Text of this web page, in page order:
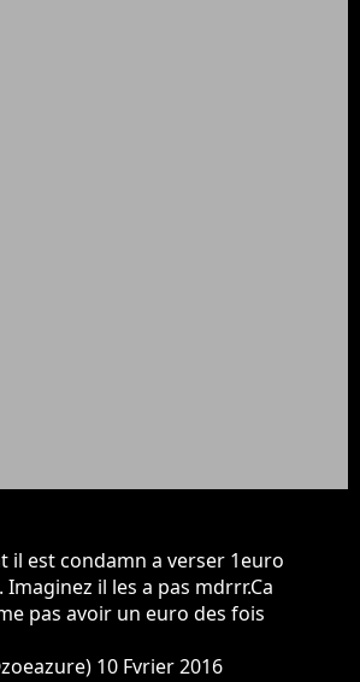
il est condamn a verser 1euro
il les a pas mdrrr.Ca
pas avoir un euro des fois
10 Fvrier 2016